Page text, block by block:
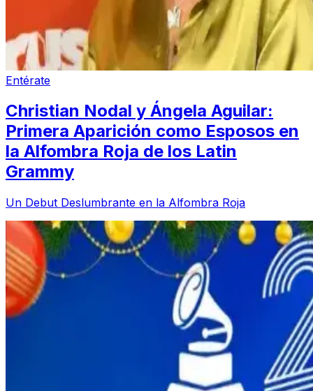
Entérate
Christian Nodal y Ángela Aguilar:
Primera Aparición como Esposos en
la Alfombra Roja de los Latin
Grammy
Un Debut Deslumbrante en la Alfombra Roja